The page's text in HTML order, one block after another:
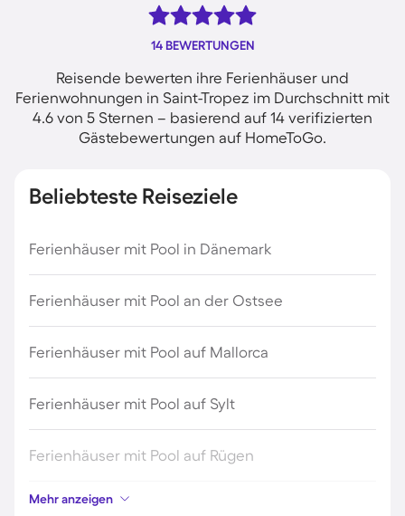
14 BEWERTUNGEN
Reisende bewerten ihre Ferienhäuser und
Ferienwohnungen in Saint-Tropez im Durchschnitt mit
4.6 von 5 Sternen – basierend auf 14 verifizierten
Gästebewertungen auf HomeToGo.
Beliebteste Reiseziele
Ferienhäuser mit Pool in Dänemark
Ferienhäuser mit Pool an der Ostsee
Ferienhäuser mit Pool auf Mallorca
Ferienhäuser mit Pool auf Sylt
Ferienhäuser mit Pool auf Rügen
Ferienhäuser mit Pool am Gardasee
Mehr anzeigen